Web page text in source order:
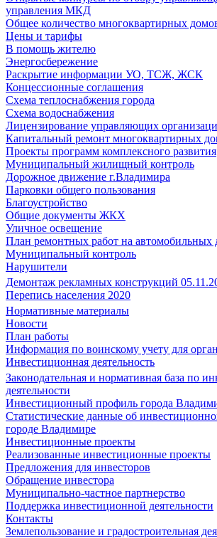
управления МКД
Общее количество многоквартирных
Цены и тарифы
В помощь жителю
Энергосбережение
Раскрытие информации УО, ТСЖ, ЖСК
Концессионные соглашения
Схема теплоснабжения города
Схема водоснабжения
Лицензирование управляющих
Капитальный ремонт многоквартирных
Проекты программ комплексного развития
Муниципальный жилищный контроль
Дорожное движение г.Владимира
Парковки общего пользования
Благоустройство
Общие документы ЖКХ
Уличное освещение
План ремонтных работ на автомобильных
Муниципальный контроль
Нарушители
Демонтаж рекламных конструкций
Перепись населения 2020
Нормативные материалы
Новости
План работы
Информация по воинскому учету для
Инвестиционная деятельность
Законодательная и нормативная база по
деятельности
Инвестиционный профиль города
Статистические данные об
городе Владимире
Инвестиционные проекты
Реализованные инвестиционные проекты
Предложения для инвесторов
Обращение инвестора
Муниципально-частное партнерство
Поддержка инвестиционной деятельности
Контакты
Землепользование и градостроительная